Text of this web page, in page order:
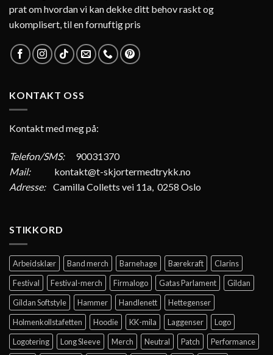
prat om hvordan vi kan dekke ditt behov raskt og
ukomplisert, til en fornuftig pris
KONTAKT OSS
Kontakt med meg på:
Telefon/SMS:
90031370
Mail:
kontakt@t-skjortermedtrykk.no
Adresse: Camilla Colletts vei 11a, 0258 Oslo
STIKKORD
Arbeidsklær Band merch Barnehage Bærekraft
Clarins
Festival
Festival-merch Firmalogo Gatas Parlament
Gildan
Gildan Softstyle
Hammer Handlenett
Hettegenser
Holmenkollstafetten
Hoodie KK-mila Laggenser
Logo
Logotering
Long Sleeve Merch Neutral Patch Performance